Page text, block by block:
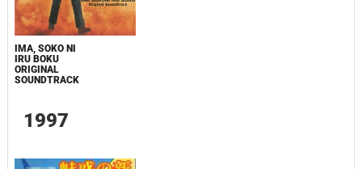
IMA, SOKO NI
IRU BOKU
ORIGINAL
SOUNDTRACK
1997